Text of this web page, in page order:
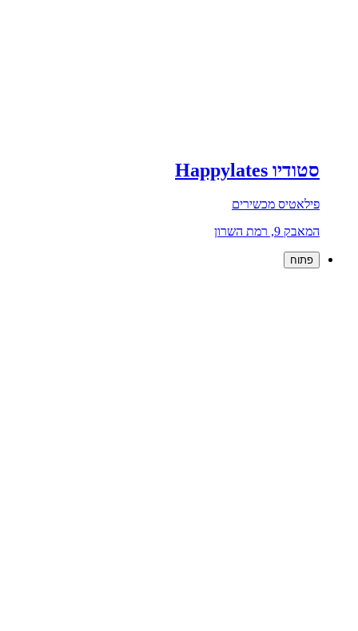
סטודיו Happylates
פילאטיס מכשירים
המאבק 9, רמת השרון
פתוח